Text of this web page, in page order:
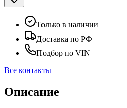
Только в наличии
Доставка по РФ
Подбор по VIN
Все контакты
Описание